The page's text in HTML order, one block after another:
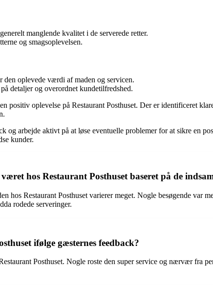
manglende kvalitet i de serverede retter.
og smagsoplevelsen.
oplevede værdi af maden og servicen.
detaljer og overordnet kundetilfredshed.
positiv oplevelse på Restaurant Posthuset. Der er identificeret
og arbejde aktivt på at løse eventuelle problemer for at sikre en
kunder.
hos Restaurant Posthuset baseret på de
hos Restaurant Posthuset varierer meget. Nogle besøgende var
rodede serveringer.
ifølge gæsternes feedback?
Posthuset. Nogle roste den super service og nærvær fra